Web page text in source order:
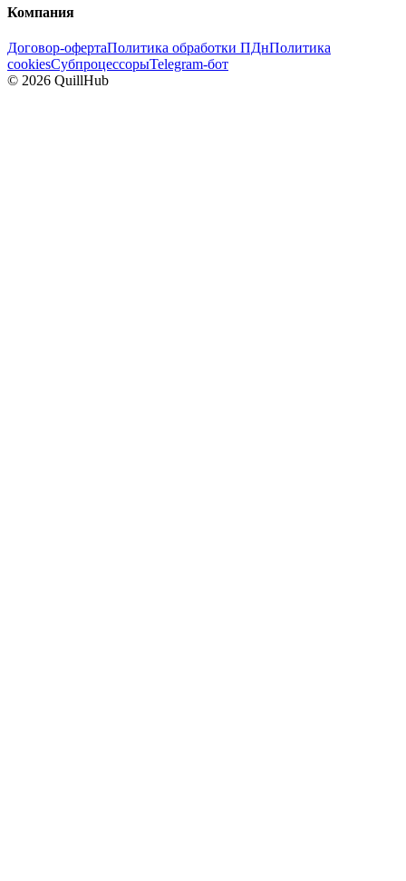
Компания
Договор-офертаПолитика обработки ПДнПолитика
cookiesСубпроцессорыTelegram-бот
© 2026 QuillHub